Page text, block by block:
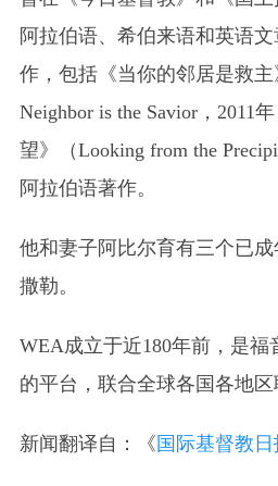
阿拉伯语、希伯来语和英语
作，包括《当你的邻居是救主
Neighbor is the Savior，2011
望》（Looking from the
阿拉伯语著作。
他和妻子阿比尔育有三个已
撒勒。
WEA成立于近180年前，是
的平台，联合全球各国各地区
新闻翻译自：《国际基督教日